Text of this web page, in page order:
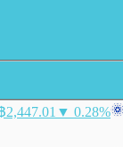
2,447.01 ▼ 0.28%